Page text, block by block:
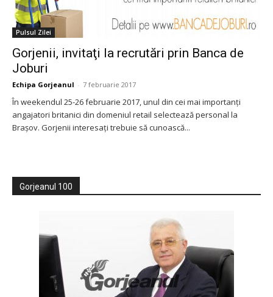
Pulsul Zilei
Gorjenii, invitaţi la recrutări prin Banca de
Joburi
Echipa Gorjeanul - 7 februarie 2017
În weekendul 25-26 februarie 2017, unul din cei mai importanţi
angajatori britanici din domeniul retail selectează personal la
Braşov. Gorjenii interesaţi trebuie să cunoască...
Gorjeanul 100